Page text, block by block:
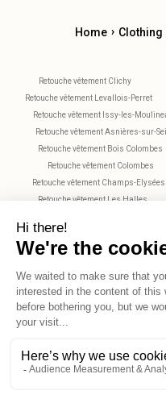
Home › Clothing
Retouche vêtement Clichy
Retouche vêtement Levallois-Perret
Retouche vêtement Issy-les-
Retouche vêtement Asnières-sur-
Retouche vêtement Bois Colombes
Retouche vêtement Colombes
Retouche vêtement Champs-Elysées
Retouche vêtement Les Halles
Retouche vêtement Plaisance
Retouche vêtement Rueil-Malmaison
Retouche
© 2026 Reekom. All Rights